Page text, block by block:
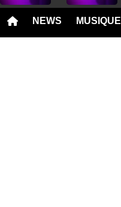
NEWS MUSIQUE